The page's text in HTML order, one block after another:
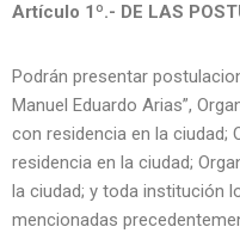
Artículo 1º.- DE LAS
Podrán presentar
Manuel Eduardo Arias”,
con residencia en la ciudad;
residencia en la ciudad;
la ciudad; y toda institución
mencionadas